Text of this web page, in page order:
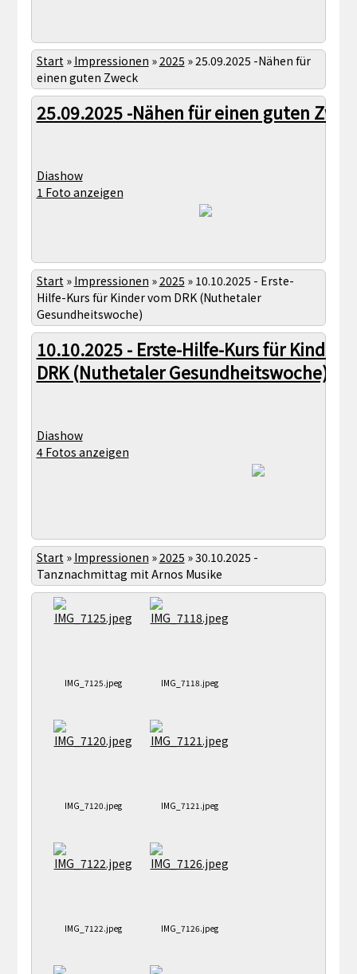
Start» Impressionen »2025 »25.09.2025 -Nähen für
einen guten Zweck
25.09.2025 -Nähen für einen guten
Diashow
1 Foto anzeigen
Start» Impressionen »2025 » 10.10.2025 - Erste-
Hilfe-Kurs für Kinder vom DRK (Nuthetaler
Gesundheitswoche)
10.10.2025 - Erste-Hilfe-Kurs für Kinder
DRK (Nuthetaler Gesundheitswoche)
Diashow
4 Fotos anzeigen
Start» Impressionen »2025 »30.10.2025 -
Tanznachmittag mit Arnos Musike
IMG_7125.jpeg IMG_7118.jpeg
IMG_7120.jpeg IMG_7121.jpeg
IMG_7122.jpeg IMG_7126.jpeg